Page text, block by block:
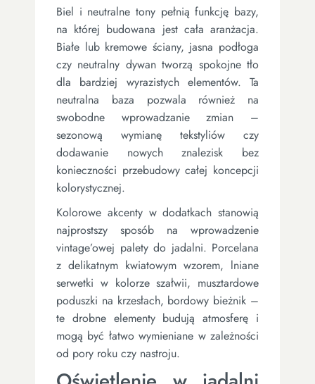
Biel i neutralne tony pełnią funkcję bazy,
na której budowana jest cała aranżacja.
Białe lub kremowe ściany, jasna podłoga
czy neutralny dywan tworzą spokojne tło
dla bardziej wyrazistych elementów. Ta
neutralna baza pozwala również na
swobodne wprowadzanie zmian –
sezonową wymianę tekstyliów czy
dodawanie nowych znalezisk bez
konieczności przebudowy całej koncepcji
kolorystycznej.
Kolorowe akcenty w dodatkach stanowią
najprostszy sposób na wprowadzenie
vintage’owej palety do jadalni. Porcelana
z delikatnym kwiatowym wzorem, lniane
serwetki w kolorze szałwii, musztardowe
poduszki na krzesłach, bordowy bieżnik –
te drobne elementy budują atmosferę i
mogą być łatwo wymieniane w zależności
od pory roku czy nastroju.